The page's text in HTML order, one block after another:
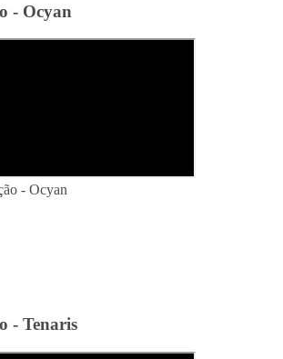
- Ocyan
- Ocyan
- Tenaris